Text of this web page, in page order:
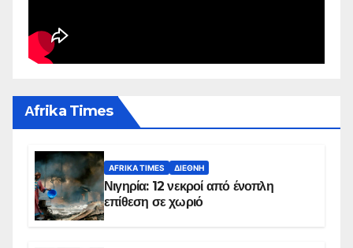
Αfrika Times
AFRIKA TIMES ΔΙΕΘΝΉ
Νιγηρία: 12 νεκροί από ένοπλη
επίθεση σε χωριό